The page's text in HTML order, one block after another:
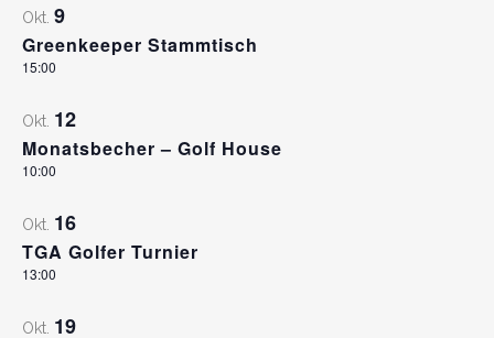
Okt. 9
Greenkeeper Stammtisch
15:00
Okt. 12
Monatsbecher – Golf House
10:00
Okt. 16
TGA Golfer Turnier
13:00
Okt. 19
Fax:+49(0)81 31 264 94
E-Mail:info@gcdachau.de